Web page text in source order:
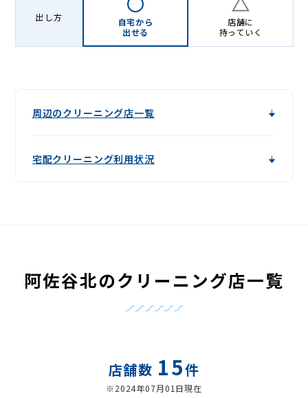
出し方
自宅から
出せる
店舗に
持っていく
周辺のクリーニング店一覧
宅配クリーニング利用状況
阿佐谷北のクリーニング店一覧
店舗数 15件
※2024年07月01日現在